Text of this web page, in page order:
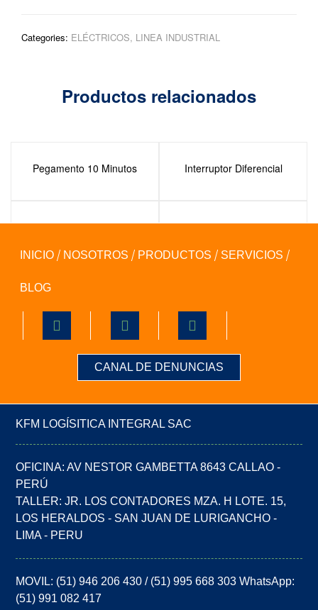
Categories: ELÉCTRICOS, LINEA INDUSTRIAL
Productos relacionados
Pegamento 10 Minutos Interruptor Diferencial
Pegamento Extrafuerte Masilla Moldeable
INICIO NOSOTROS PRODUCTOS SERVICIOS
BLOG
CANAL DE DENUNCIAS
KFM LOGÍSITICA INTEGRAL SAC
OFICINA: AV NESTOR GAMBETTA 8643 CALLAO -
PERÚ
TALLER: JR. LOS CONTADORES MZA. H LOTE. 15,
LOS HERALDOS - SAN JUAN DE LURIGANCHO -
LIMA - PERU
MOVIL: (51) 946 206 430 / (51) 995 668 303 WhatsApp:
(51) 991 082 417